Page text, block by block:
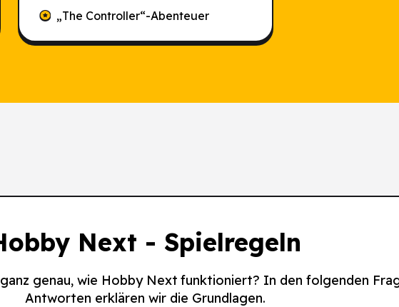
jemand anderes tut
„The Controller“-Abenteuer
Next - Spielregeln
genau, wie Hobby Next funktioniert? In den folgenden
Antworten erklären wir die Grundlagen.